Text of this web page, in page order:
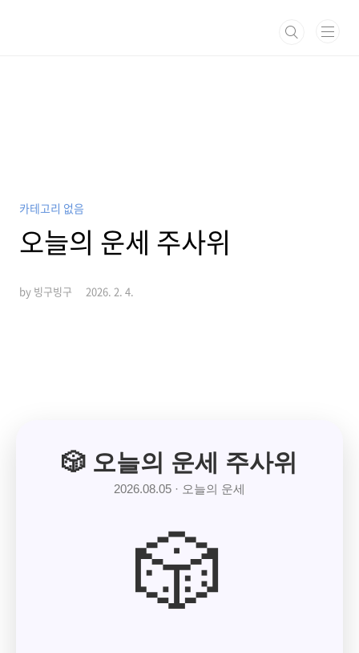
카테고리 없음
오늘의 운세 주사위
by 빙구빙구 2026. 2. 4.
🎲 오늘의 운세 주사위
2026.08.05 · 오늘의 운세
🎲